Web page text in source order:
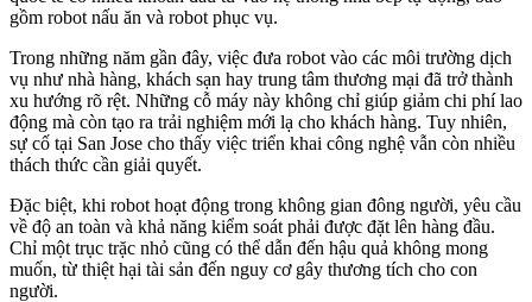
gồm robot nấu ăn và robot phục vụ.
Trong những năm gần đây, việc đưa robot vào các môi trường dịch
vụ như nhà hàng, khách sạn hay trung tâm thương mại đã trở thành
xu hướng rõ rệt. Những cỗ máy này không chỉ giúp giảm chi phí lao
động mà còn tạo ra trải nghiệm mới lạ cho khách hàng. Tuy nhiên,
sự cố tại San Jose cho thấy việc triển khai công nghệ vẫn còn nhiều
thách thức cần giải quyết.
Đặc biệt, khi robot hoạt động trong không gian đông người, yêu cầu
về độ an toàn và khả năng kiểm soát phải được đặt lên hàng đầu.
Chỉ một trục trặc nhỏ cũng có thể dẫn đến hậu quả không mong
muốn, từ thiệt hại tài sản đến nguy cơ gây thương tích cho con
người.